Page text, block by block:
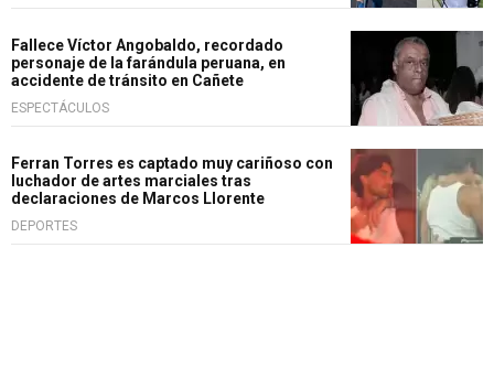
Fallece Víctor Angobaldo, recordado
personaje de la farándula peruana, en
accidente de tránsito en Cañete
ESPECTÁCULOS
Ferran Torres es captado muy cariñoso con
luchador de artes marciales tras
declaraciones de Marcos Llorente
DEPORTES